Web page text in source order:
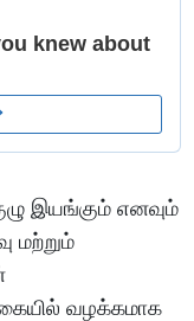
இயங்கும் எனவும்
மற்றும்
வழக்கமாக